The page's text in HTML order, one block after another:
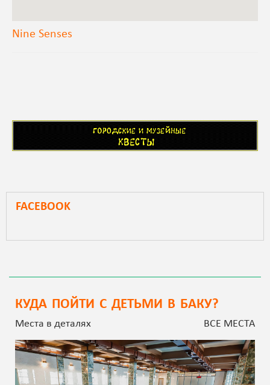
Nine Senses
FACEBOOK
КУДА ПОЙТИ С ДЕТЬМИ В БАКУ?
Места в деталях ВСЕ МЕСТА